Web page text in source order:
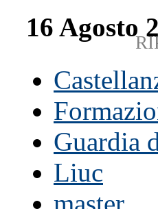
16 Agosto
Guardia
Liuc